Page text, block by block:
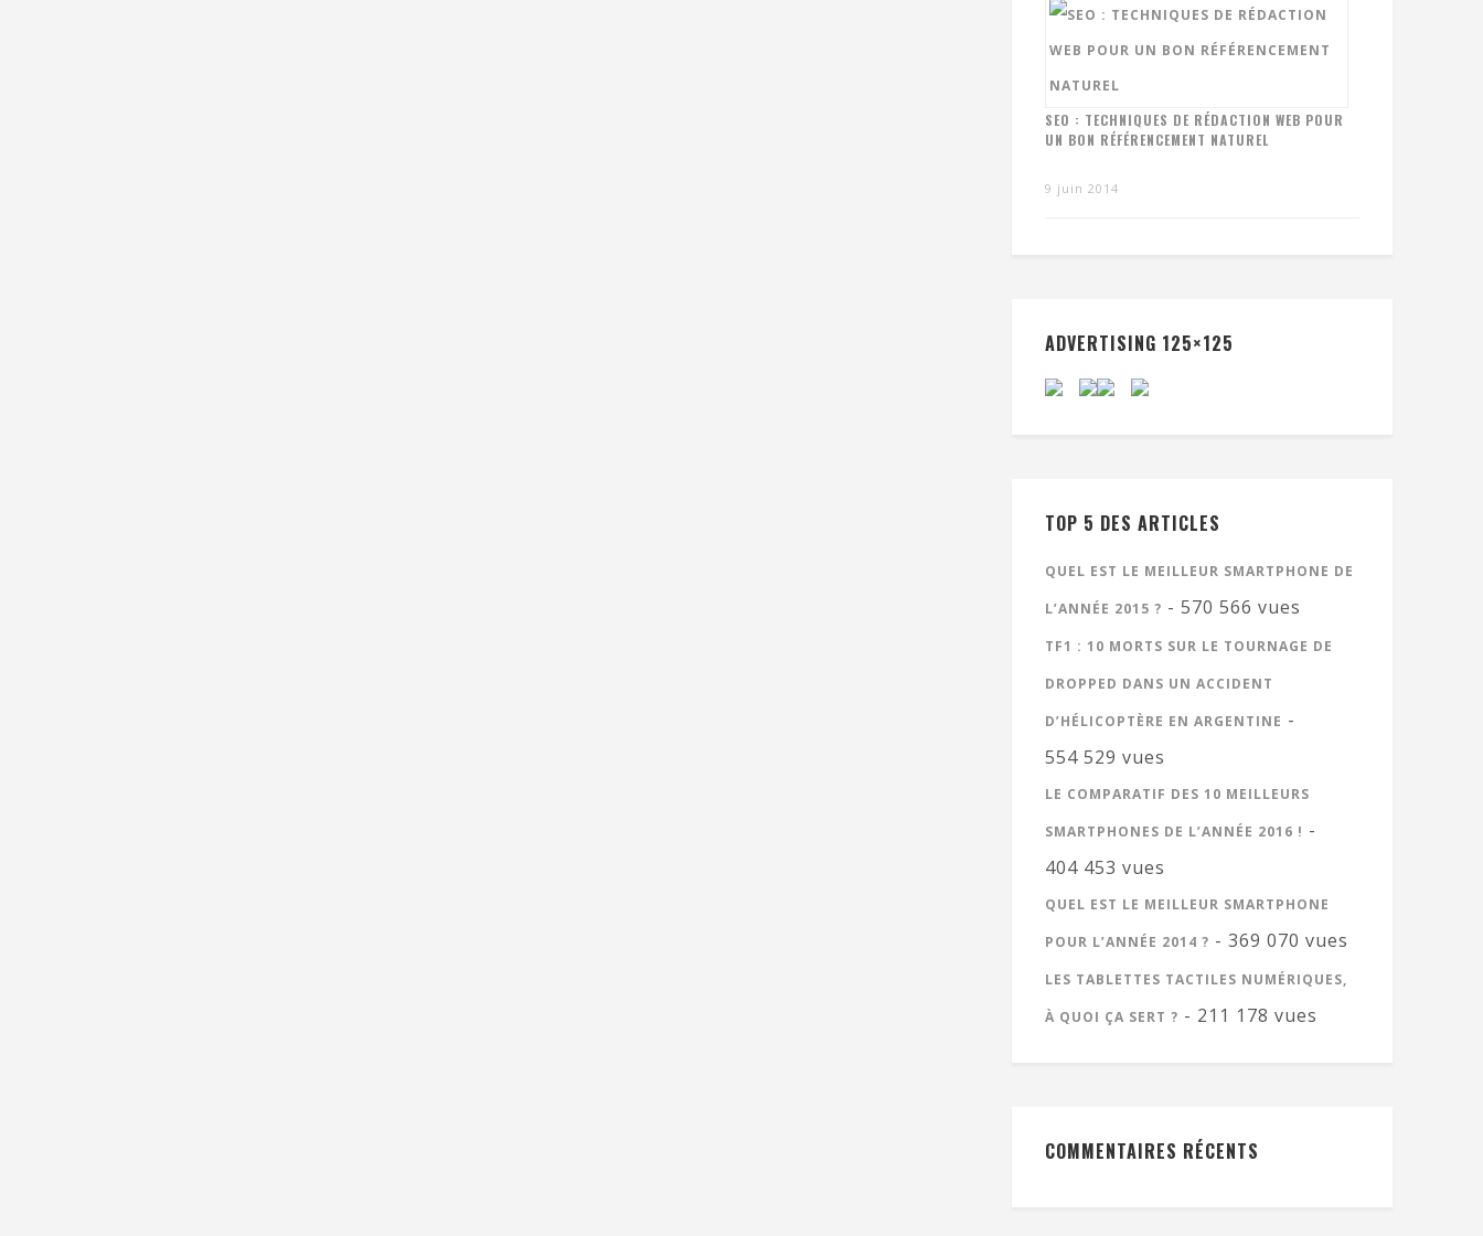
SEO : TECHNIQUES DE RÉDACTION WEB POUR
UN BON RÉFÉRENCEMENT NATUREL
9 juin 2014
ADVERTISING 125×125
TOP 5 DES ARTICLES
QUEL EST LE MEILLEUR SMARTPHONE DE
L’ANNÉE 2015 ? - 570 566 vues
TF1 : 10 MORTS SUR LE TOURNAGE DE
DROPPED DANS UN ACCIDENT
D’HÉLICOPTÈRE EN ARGENTINE -
554 529 vues
LE COMPARATIF DES 10 MEILLEURS
SMARTPHONES DE L’ANNÉE 2016 ! -
404 453 vues
QUEL EST LE MEILLEUR SMARTPHONE
POUR L’ANNÉE 2014 ? - 369 070 vues
LES TABLETTES TACTILES NUMÉRIQUES,
À QUOI ÇA SERT ? - 211 178 vues
COMMENTAIRES RÉCENTS